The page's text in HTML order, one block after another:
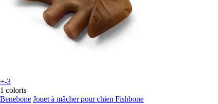
+-3
1 coloris
Benebone Jouet à mâcher pour chien Fishbone